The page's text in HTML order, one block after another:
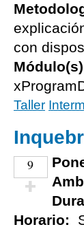
con
Taller
9
¡Vota positivo!
Horario: